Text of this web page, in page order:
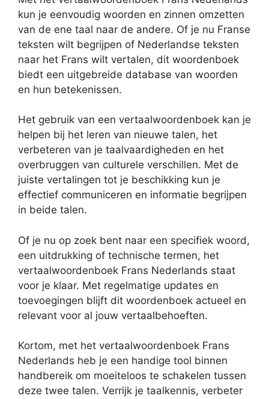
kun je eenvoudig woorden en zinnen omzetten
van de ene taal naar de andere. Of je nu Franse
teksten wilt begrijpen of Nederlandse teksten
naar het Frans wilt vertalen, dit woordenboek
biedt een uitgebreide database van woorden
en hun betekenissen.
Het gebruik van een vertaalwoordenboek kan je
helpen bij het leren van nieuwe talen, het
verbeteren van je taalvaardigheden en het
overbruggen van culturele verschillen. Met de
juiste vertalingen tot je beschikking kun je
effectief communiceren en informatie begrijpen
in beide talen.
Of je nu op zoek bent naar een specifiek woord,
een uitdrukking of technische termen, het
vertaalwoordenboek Frans Nederlands staat
voor je klaar. Met regelmatige updates en
toevoegingen blijft dit woordenboek actueel en
relevant voor al jouw vertaalbehoeften.
Kortom, met het vertaalwoordenboek Frans
Nederlands heb je een handige tool binnen
handbereik om moeiteloos te schakelen tussen
deze twee talen. Verrijk je taalkennis, verbeter